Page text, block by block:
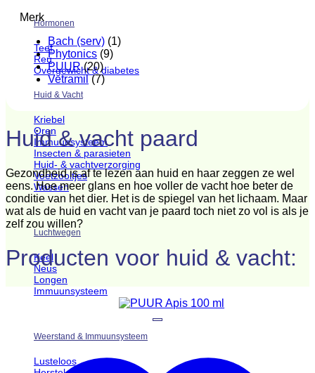
Hormonen
Teef
Reu
Overgewicht & diabetes
Huid & Vacht
Kriebel
Oren
Immuunsysteem
Insecten & parasieten
Huid- & vachtverzorging
Voetzooltjes
Wassen
Luchtwegen
Keel
Neus
Longen
Immuunsysteem
Weerstand & Immuunsysteem
Lusteloos
Merk
Bach (serv) (1)
Phytonics (9)
PUUR (20)
Vetramil (7)
Huid & vacht paard
Gezondheid is af te lezen aan huid en haar zeggen ze wel
eens. Hoe meer glans en hoe voller de vacht hoe beter de
conditie van het dier. Het is de spiegel van het lichaam. Maar
wat als de huid en vacht van je paard toch niet zo vol is als je
zelf zou willen?
Producten voor huid & vacht: